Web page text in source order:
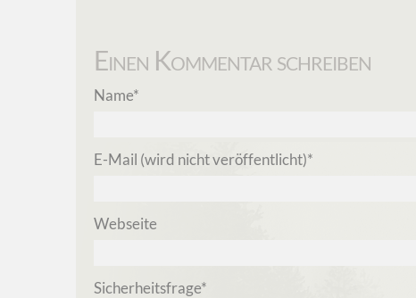
Einen Kommentar schreiben
Pflichtfeld
Name*
Pflichtfeld
E-Mail (wird nicht veröffentlicht)*
Webseite
Pflichtfeld
Sicherheitsfrage*